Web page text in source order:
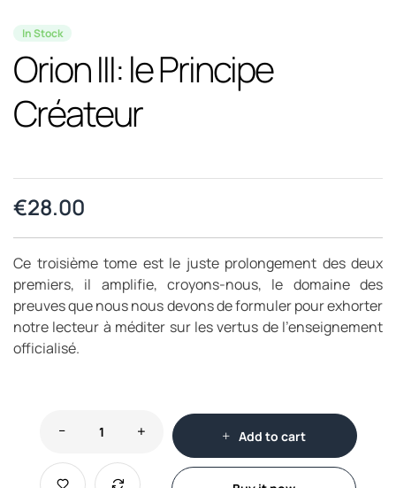
In Stock
Orion III: le Principe
Créateur
€28.00
Ce troisième tome est le juste prolongement des deux
premiers, il amplifie, croyons-nous, le domaine des
preuves que nous nous devons de formuler pour exhorter
notre lecteur à méditer sur les vertus de l’enseignement
officialisé.
Add to cart